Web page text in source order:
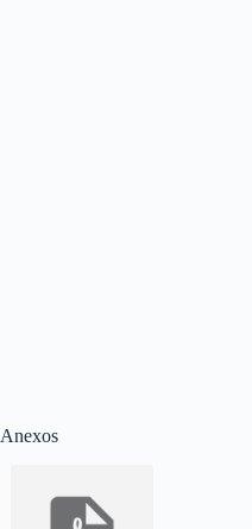
Anexos